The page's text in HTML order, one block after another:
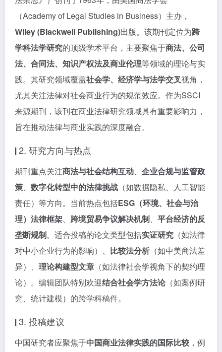
（Academy of Legal Studies in Business）主办，
Wiley (Blackwell Publishing)出版。该期刊定位为跨
学科法学研究的顶级学术平台，主要聚焦于商法、公司
法、合同法、知识产权法及商业伦理等领域的理论与实
践。其研究领域覆盖社会学、经济学与法学交叉视角，
尤其关注法律对社会商业行为的规范效应。作为SSCI
来源期刊，该刊在商业法律研究领域具有重要影响力，
旨在推动法律与商业实践的深度融合。
2. 研究方向与热点
期刊重点关注商法与社会结构互动、 企业合规与监管政
策、 数字化转型中的法律挑战 （如数据隐私、人工智能
责任）等方向。当前热点包括ESG（环境、社会与治
理）法律框架、 跨境贸易争议解决机制、 平台经济的反
垄断规制。适合投稿的论文类型包括实证研究 （如法律
对中小企业行为的影响）、 比较法分析 （如中美商法差
异）、 理论构建型文章 （如法律社会学视角下的契约理
论）。编辑团队特别欢迎结合社会学方法论（如案例研
究、统计建模）的跨学科稿件。
3. 投稿建议
中国研究者应聚焦于中国商业法律实践的国际比较 ，例